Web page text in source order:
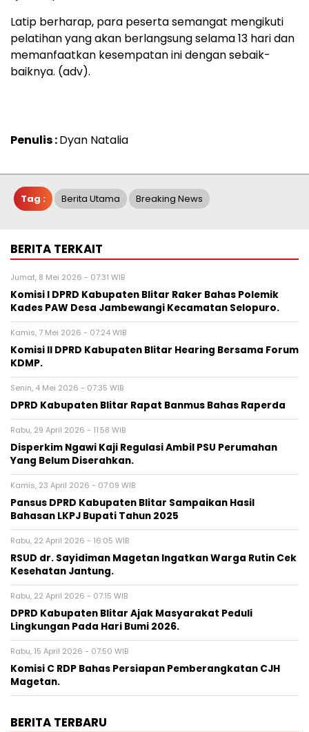
Latip berharap, para peserta semangat mengikuti
pelatihan yang akan berlangsung selama 13 hari dan
memanfaatkan kesempatan ini dengan sebaik-
baiknya. (adv).
Penulis :Dyan Natalia
Tag : Berita Utama Breaking News
BERITA TERKAIT
Jumat, 8 Mei 2026 - 07:31 WIB
Komisi I DPRD Kabupaten Blitar Raker Bahas Polemik
Kades PAW Desa Jambewangi Kecamatan Selopuro.
Kamis, 7 Mei 2026 - 07:24 WIB
Komisi II DPRD Kabupaten Blitar Hearing Bersama Forum
KDMP.
Senin, 4 Mei 2026 - 07:35 WIB
DPRD Kabupaten Blitar Rapat Banmus Bahas Raperda
Rabu, 29 April 2026 - 11:58 WIB
Disperkim Ngawi Kaji Regulasi Ambil PSU Perumahan
Yang Belum Diserahkan.
Kamis, 23 April 2026 - 07:09 WIB
Pansus DPRD Kabupaten Blitar Sampaikan Hasil
Bahasan LKPJ Bupati Tahun 2025
Rabu, 22 April 2026 - 16:05 WIB
RSUD dr. Sayidiman Magetan Ingatkan Warga Rutin Cek
Kesehatan Jantung.
Rabu, 22 April 2026 - 07:15 WIB
DPRD Kabupaten Blitar Ajak Masyarakat Peduli
Lingkungan Pada Hari Bumi 2026.
Rabu, 15 April 2026 - 07:50 WIB
Komisi C RDP Bahas Persiapan Pemberangkatan CJH
Magetan.
BERITA TERBARU